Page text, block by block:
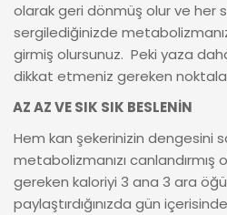
olarak geri dönmüş olur ve her
sergilediğinizde metabolizmanız
girmiş olursunuz. Peki yaza
dikkat etmeniz gereken
AZ AZ VE SIK SIK BESLENİN
Hem kan şekerinizin dengesini
metabolizmanızı canlandırmış
gereken kaloriyi 3 ana 3 ara
paylaştırdığınızda gün